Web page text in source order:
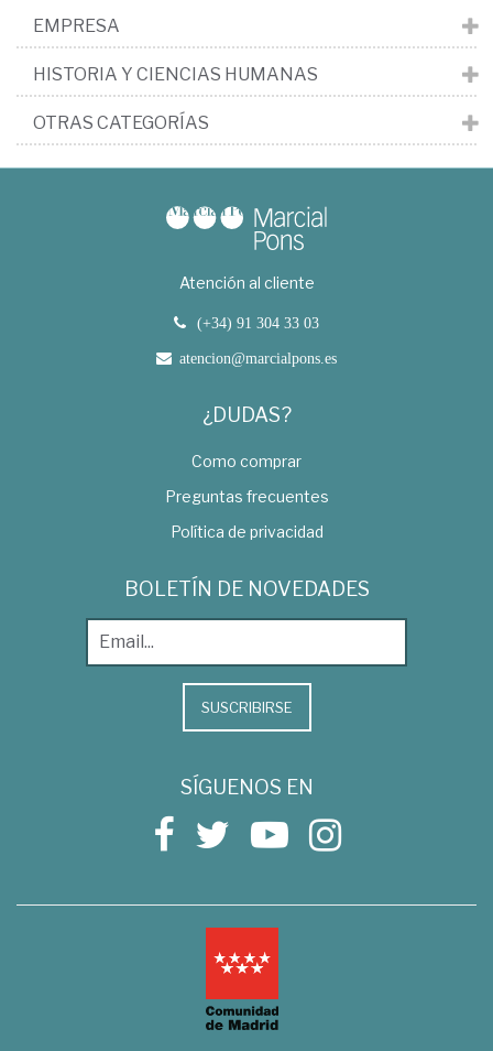
EMPRESA
HISTORIA Y CIENCIAS HUMANAS
OTRAS CATEGORÍAS
Atención al cliente
(+34) 91 304 33 03
atencion@marcialpons.es
¿DUDAS?
Como comprar
Preguntas frecuentes
Política de privacidad
BOLETÍN DE NOVEDADES
SUSCRIBIRSE
SÍGUENOS EN